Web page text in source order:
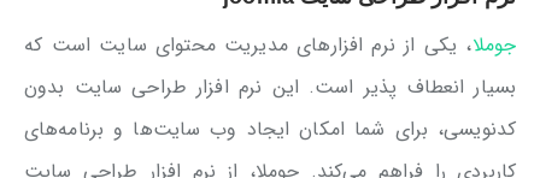
جوملا، یکی از نرم افزارهای مدیریت محتوای سایت است که
بسیار انعطاف پذیر است. این نرم افزار طراحی سایت بدون
کدنویسی، برای شما امکان ایجاد وب سایت‌ها و برنامه‌های
کاربردی را فراهم می‌کند. جوملا، از نرم افزار طراحی سایت